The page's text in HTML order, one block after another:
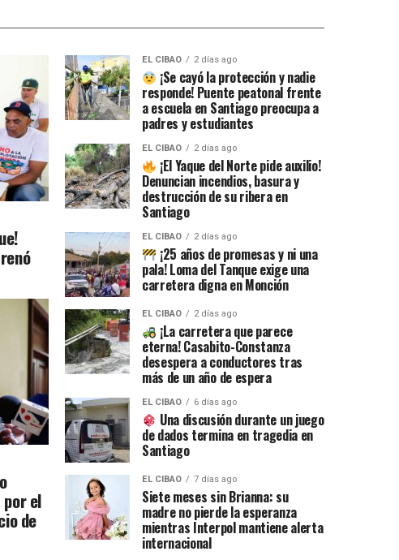
el
de
EL CIBAO 2 días ago
¡Se cayó la protección y nadie
responde! Puente peatonal frente
a escuela en Santiago preocupa a
padres y estudiantes
EL CIBAO 2 días ago
¡El Yaque del Norte pide auxilio!
Denuncian incendios, basura y
destrucción de su ribera en
Santiago
EL CIBAO 2 días ago
¡25 años de promesas y ni una
pala! Loma del Tanque exige una
carretera digna en Monción
EL CIBAO 2 días ago
¡La carretera que parece
eterna! Casabito-Constanza
desespera a conductores tras
más de un año de espera
EL CIBAO 6 días ago
Una discusión durante un juego
de dados termina en tragedia en
Santiago
EL CIBAO 7 días ago
Siete meses sin Brianna: su
madre no pierde la esperanza
mientras Interpol mantiene alerta
internacional